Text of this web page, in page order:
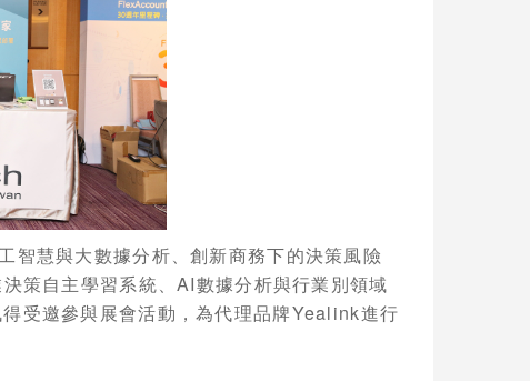
智慧與大數據分析、創新商務下的決策風險
策自主學習系統、AI數據分析與行業別領域
受邀參與展會活動，為代理品牌Yealink進行